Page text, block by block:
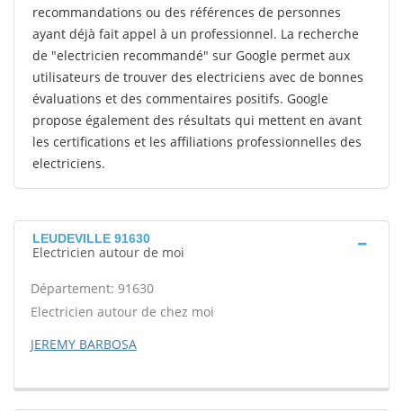
recommandations ou des références de personnes
ayant déjà fait appel à un professionnel. La recherche
de "electricien recommandé" sur Google permet aux
utilisateurs de trouver des electriciens avec de bonnes
évaluations et des commentaires positifs. Google
propose également des résultats qui mettent en avant
les certifications et les affiliations professionnelles des
electriciens.
LEUDEVILLE 91630
Electricien autour de moi
Département: 91630
Electricien autour de chez moi
JEREMY BARBOSA